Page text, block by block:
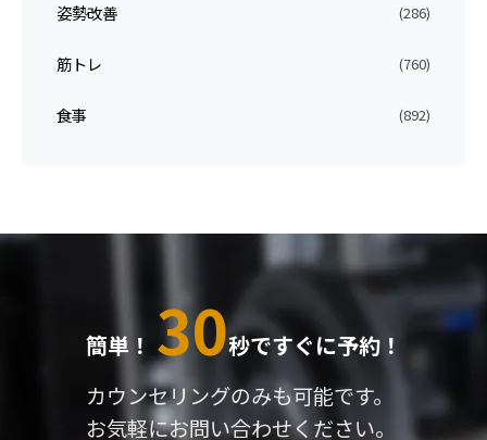
姿勢改善 (286)
筋トレ (760)
食事 (892)
簡単！ 30秒ですぐに予約！
カウンセリングのみも可能です。
お気軽にお問い合わせください。